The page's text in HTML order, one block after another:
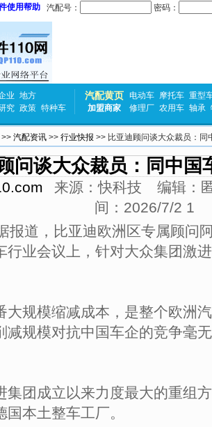
使用帮助 汽配号： 密码：
业 地方
究 政策 特种车
汽配黄页 电动车 摩托车 重型
加盟商家
修理厂 农用车 轴承
>> 汽配资讯 >> 行业快报 >> 比亚迪顾问谈大众裁员：同
问谈大众裁员：同中国
来源：快科技 编辑：
间： 2026/7/2 1
报道，比亚迪欧洲区专属顾问
行业会议上，针对大众集团激
大规模缩减成本，是整个欧洲
减规模对抗中国车企的竞争毫
集团成立以来力度最大的重组
国本土整车工厂。